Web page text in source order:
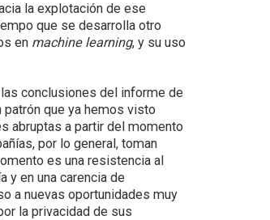
la explotación de ese
que se desarrolla otro
en machine learning, y su uso
conclusiones del informe de
patrón que ya hemos visto
abruptas a partir del momento
por lo general, toman
es una resistencia al
y en una carencia de
a nuevas oportunidades muy
la privacidad de sus